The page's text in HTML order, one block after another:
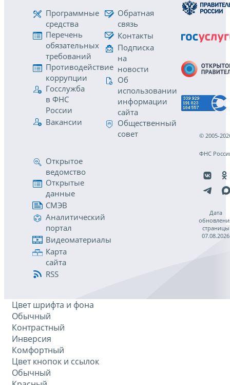
Программные
средства
Перечень
обязательных
требований
Противодействие
коррупции
Госслужба
в ФНС
России
Вакансии
Обратная
связь
Контакты
Подписка
на
новости
Об
использовании
информации
сайта
Общественный
совет
Открытое
ведомство
Открытые
данные
СМЭВ
Аналитический
портал
Видеоматериалы
Карта
сайта
RSS
© 2005-
ФНС
Дата
страницы
07.08.2026
Цвет шрифта и фона
Обычный
Контрастный
Инверсия
Комфортный
Цвет кнопок и ссылок
Обычный